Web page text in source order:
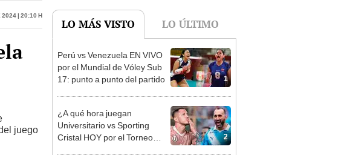
| 20:10 h
juego
LO MÁS VISTO LO ÚLTIMO
1
Perú vs Venezuela EN VIVO
por el Mundial de Vóley Sub
17: punto a punto del partido
2
¿A qué hora juegan
Universitario vs Sporting
Cristal HOY por el Torneo